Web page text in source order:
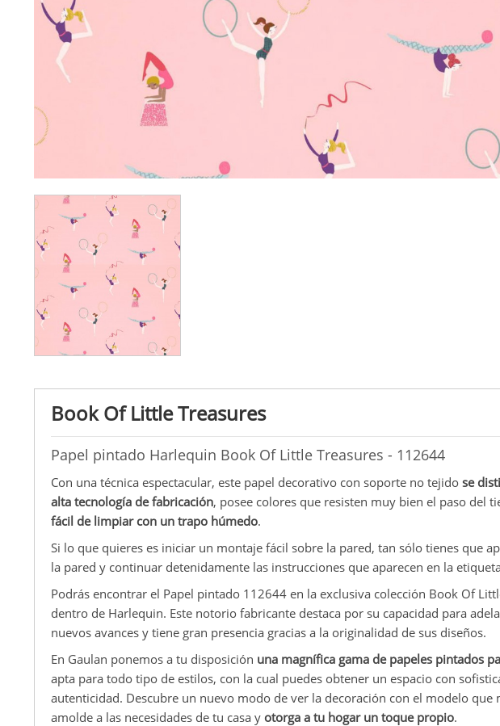
Book Of Little Treasures
Papel pintado Harlequin Book Of Little Treasures - 112644
Con una técnica espectacular, este papel decorativo con soporte no tejido se
alta tecnología de fabricación, posee colores que resisten muy bien el paso del
fácil de limpiar con un trapo húmedo.
Si lo que quieres es iniciar un montaje fácil sobre la pared, tan sólo tienes que
la pared y continuar detenidamente las instrucciones que aparecen en la
Podrás encontrar el Papel pintado 112644 en la exclusiva colección Book Of
dentro de Harlequin. Este notorio fabricante destaca por su capacidad para
nuevos avances y tiene gran presencia gracias a la originalidad de sus diseños.
En Gaulan ponemos a tu disposición una magnífica gama de papeles pintados
apta para todo tipo de estilos, con la cual puedes obtener un espacio con
autenticidad. Descubre un nuevo modo de ver la decoración con el modelo que
amolde a las necesidades de tu casa y otorga a tu hogar un toque propio.